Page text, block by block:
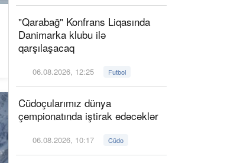
"Qarabağ" Konfrans Liqasında
Danimarka klubu ilə
qarşılaşacaq
06.08.2026, 12:25 Futbol
Cüdoçularımız dünya
çempionatında iştirak edəcəklər
06.08.2026, 10:17 Cüdo